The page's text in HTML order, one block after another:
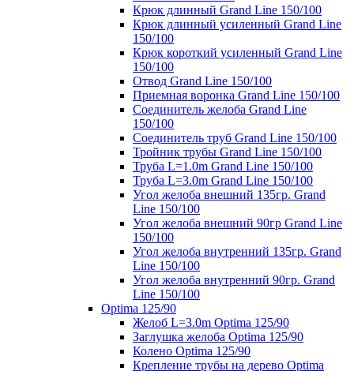
Крюк длинный Grand Line 150/100
Крюк длинный усиленный Grand Line
150/100
Крюк короткий усиленный Grand Line
150/100
Отвод Grand Line 150/100
Приемная воронка Grand Line 150/100
Соединитель желоба Grand Line
150/100
Соединитель труб Grand Line 150/100
Тройник трубы Grand Line 150/100
Труба L=1.0m Grand Line 150/100
Труба L=3.0m Grand Line 150/100
Угол желоба внешний 135гр. Grand
Line 150/100
Угол желоба внешний 90гр Grand Line
150/100
Угол желоба внутренний 135гр. Grand
Line 150/100
Угол желоба внутренний 90гр. Grand
Line 150/100
Optima 125/90
Желоб L=3.0m Optima 125/90
Заглушка желоба Optima 125/90
Колено Optima 125/90
Крепление трубы на дерево Optima